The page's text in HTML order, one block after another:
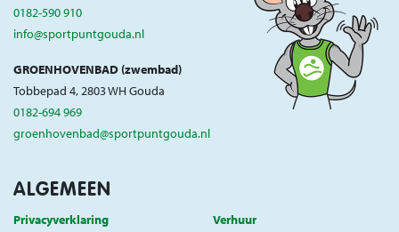
0182-590 910
info@sportpuntgouda.nl
GROENHOVENBAD (zwembad)
Tobbepad 4, 2803 WH Gouda
0182-694 969
groenhovenbad@sportpuntgouda.nl
ALGEMEEN
Privacyverklaring
Verhuur